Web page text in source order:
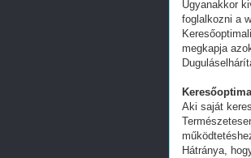
Ugyanakkor
foglalkozni a
megkapja
Aki saját
Hátránya,